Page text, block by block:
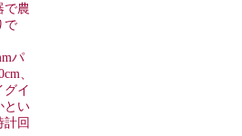
で農
で
パ
、
グイ
とい
計回